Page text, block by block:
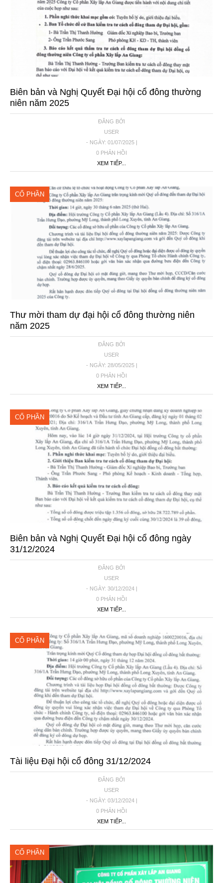
Biên bản và Nghị Quyết Đại hội cổ đông thường
niên năm 2025
ĐĂNG BỞI
USER
- NGÀY: 01/07/2025 |
0 PHẢN HỒI
XEM TIẾP...
CỔ PHẦN
Thư mời tham dự đại hội cổ đông thường niên
năm 2025
ĐĂNG BỞI
USER
- NGÀY: 28/05/2025 |
0 PHẢN HỒI
XEM TIẾP...
CỔ PHẦN
Biên bản và Nghị Quyết Đại hội cổ đông ngày
31/12/2024
ĐĂNG BỞI
USER
- NGÀY: 30/12/2024 |
0 PHẢN HỒI
XEM TIẾP...
CỔ PHẦN
Tài liệu Đại hội cổ đông 31/12/2024
ĐĂNG BỞI
USER
- NGÀY: 03/12/2024 |
0 PHẢN HỒI
XEM TIẾP...
CỔ PHẦN